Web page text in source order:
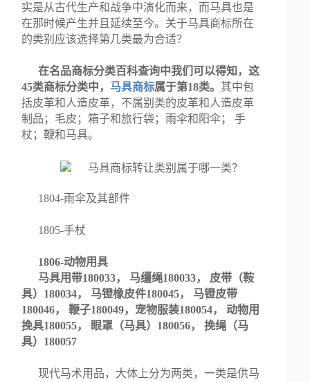
实是从古代生产和战争中演化而来，而马具也是
在那时候产生并且延续至今。关于马具商标所在
的类别应该选择第几类最为合适？
在名品商标分类百科查询中我们可以得知，这
45类商标分类中， 马具商标属于第18类。 其中包
括皮革和人造皮革，不属别类的皮革和人造皮革
制品；毛皮；箱子和旅行袋；雨伞和阳伞； 手
杖；鞭和马具。
1804-雨伞及其部件
1805-手杖
1806-动物用具
马具用带180033， 马缰绳180033， 皮带（鞍
具）180034， 马镫橡皮件180045， 马镫皮带
180046， 鞭子180049，宠物服装180054， 动物用
挽具180055， 眼罩（马具）180056， 挽绳（马
具）180057
现代马术用品，大体上分为两类，一类是供马